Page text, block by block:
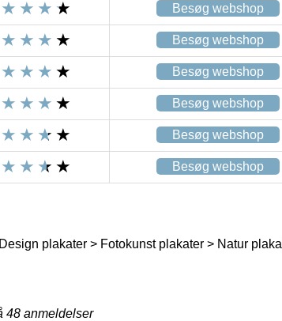
Besøg webshop
Besøg webshop
Besøg webshop
Besøg webshop
Besøg webshop
Besøg webshop
plakater > Fotokunst plakater > Natur
48 anmeldelser